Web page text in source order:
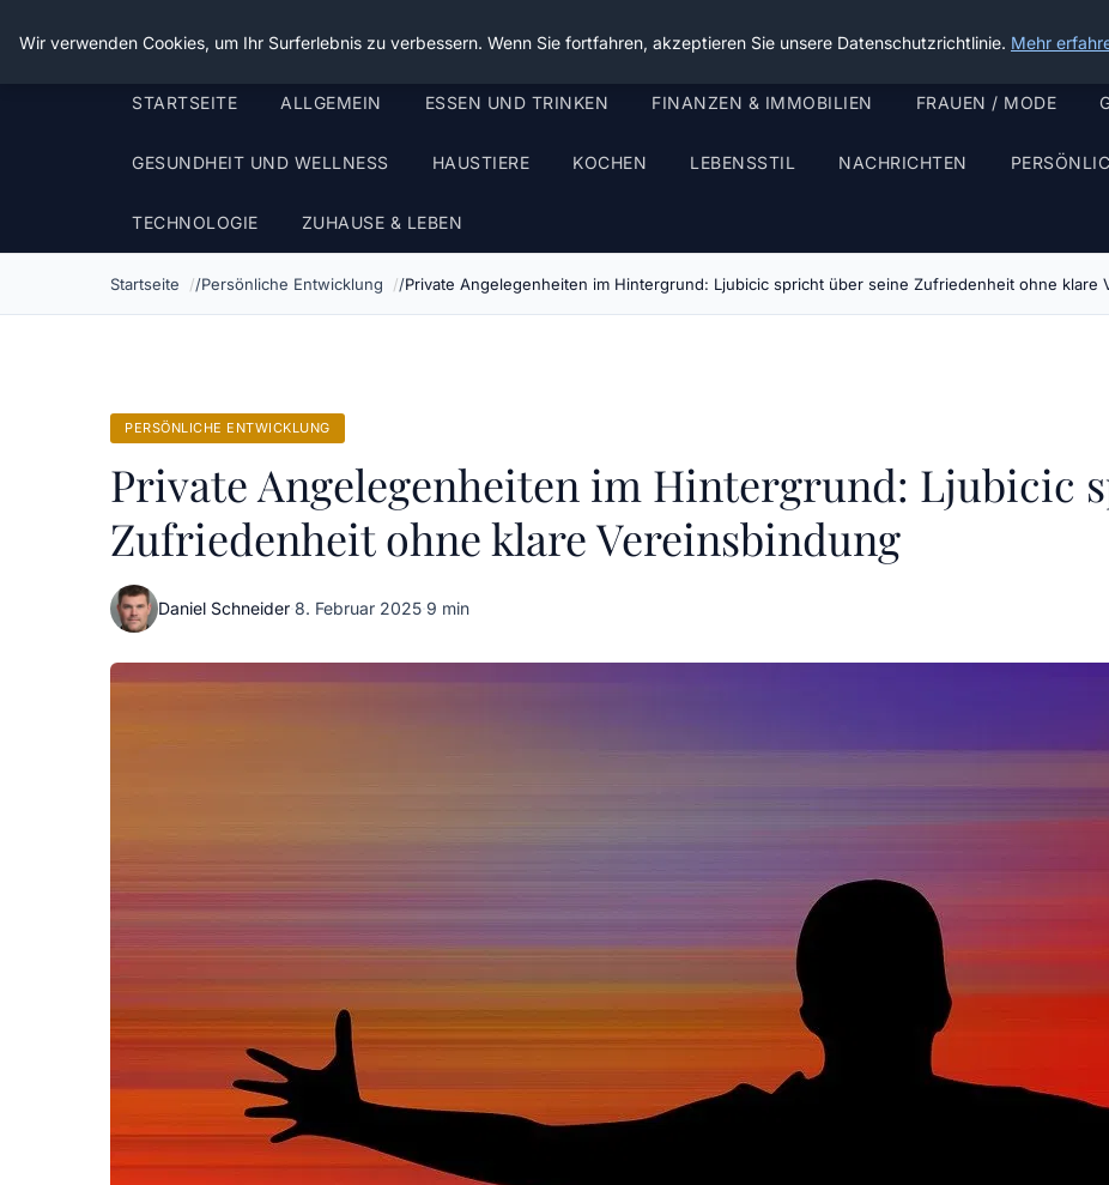
Die Schnitter
STARTSEITE ALLGEMEIN ESSEN UND TRINKEN FINANZEN & IMMOBILIEN FRAUEN / MODE
GESUNDHEIT UND WELLNESS HAUSTIERE KOCHEN LEBENSSTIL NACHRICHTEN
TECHNOLOGIE ZUHAUSE & LEBEN
Startseite Persönliche Entwicklung Private Angelegenheiten im Hintergrund: Ljubicic spricht über seine Zufriedenheit ohne klare
PERSÖNLICHE ENTWICKLUNG
Private Angelegenheiten im Hintergrund: Ljubicic
Zufriedenheit ohne klare Vereinsbindung
Daniel Schneider·8. Februar 2025·9 min
Wir verwenden Cookies, um Ihr Surferlebnis zu verbessern. Wenn Sie fortfahren, akzeptieren Sie unsere Datenschutzrichtlinie. Mehr